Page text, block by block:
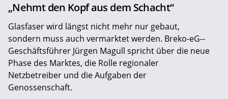
„Nehmt den Kopf aus dem Schacht“
Glasfaser wird längst nicht mehr nur gebaut,
sondern muss auch vermarktet werden. Breko-eG-­
Geschäftsführer Jürgen Magull spricht über die neue
Phase des Marktes, die Rolle regionaler
Netzbetreiber und die Aufgaben der
Genossenschaft.